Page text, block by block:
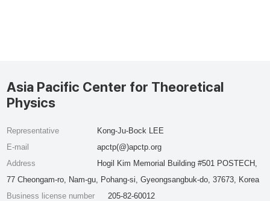
Asia Pacific Center for Theoretical
Physics
Representative
Kong-Ju-Bock LEE
E-mail
apctp(@)apctp.org
Address
Hogil Kim Memorial Building #501 POSTECH,
77 Cheongam-ro, Nam-gu, Pohang-si, Gyeongsangbuk-do, 37673, Korea
Business license number
205-82-60012